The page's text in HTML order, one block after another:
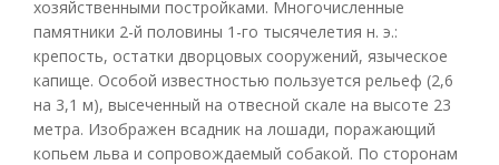
хозяйственными постройками. Многочисленные
памятники 2-й половины 1-го тысячелетия н. э.:
крепость, остатки дворцовых сооружений, языческое
капище. Особой известностью пользуется рельеф (2,6
на 3,1 м), высеченный на отвесной скале на высоте 23
метра. Изображен всадник на лошади, поражающий
копьем льва и сопровождаемый собакой. По сторонам